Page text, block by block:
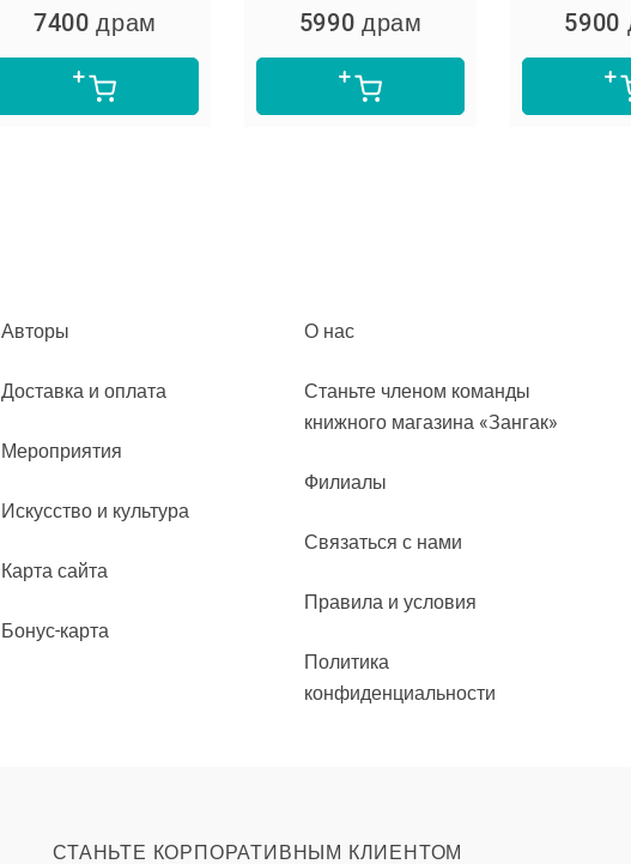
7400 драм 5990 драм 5900
Авторы
Доставка и оплата
Мероприятия
Искусство и культура
Карта сайта
Бонус-карта
О нас
Станьте членом команды
книжного магазина «Зангак»
Филиалы
Связаться с нами
Правила и условия
Политика
конфиденциальности
СТАНЬТЕ КОРПОРАТИВНЫМ КЛИЕНТОМ